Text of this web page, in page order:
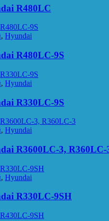
R480LC
, Hyundai
R480LC-9S
, Hyundai
R330LC-9S
, Hyundai
R3600LC-3, R360LC-
, Hyundai
R330LC-9SH